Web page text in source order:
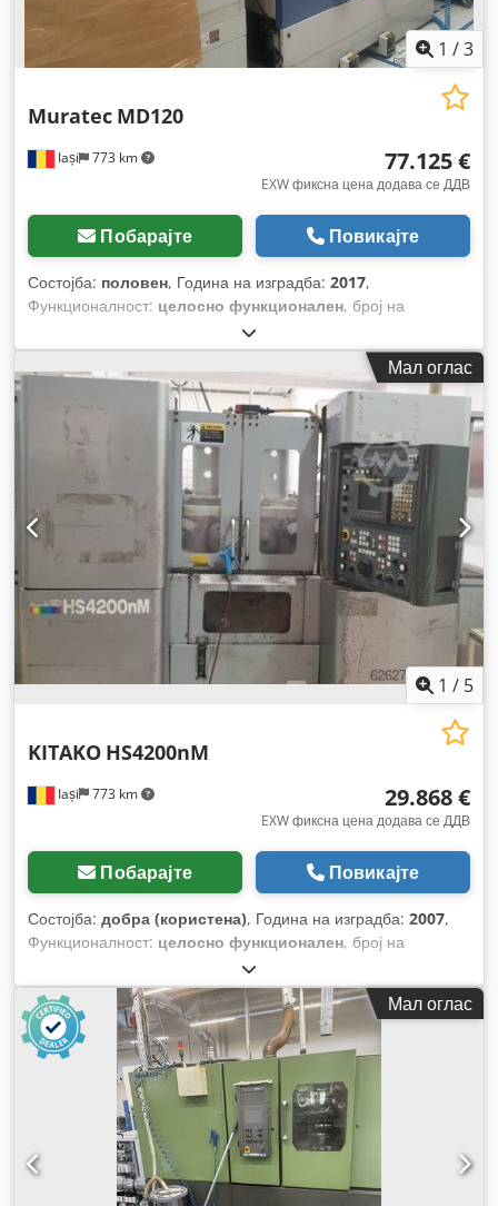
1 /3
Iași 773 km
Muratec MD120
77.125 €
EXW фиксна цена додава се ДДВ
Побарајте Повикајте
Состојба: половен, Година на изградба: 2017,
Функционалност: целосно функционален, број на
17KX216770001
Мал оглас
1 / 5
Iași 773 km
KITAKO HS4200nM
29.868 €
EXW фиксна цена додава се ДДВ
Побарајте Повикајте
Состојба: добра (користена), Година на изградба: 2007,
Функционалност: целосно функционален, број на
Мал оглас